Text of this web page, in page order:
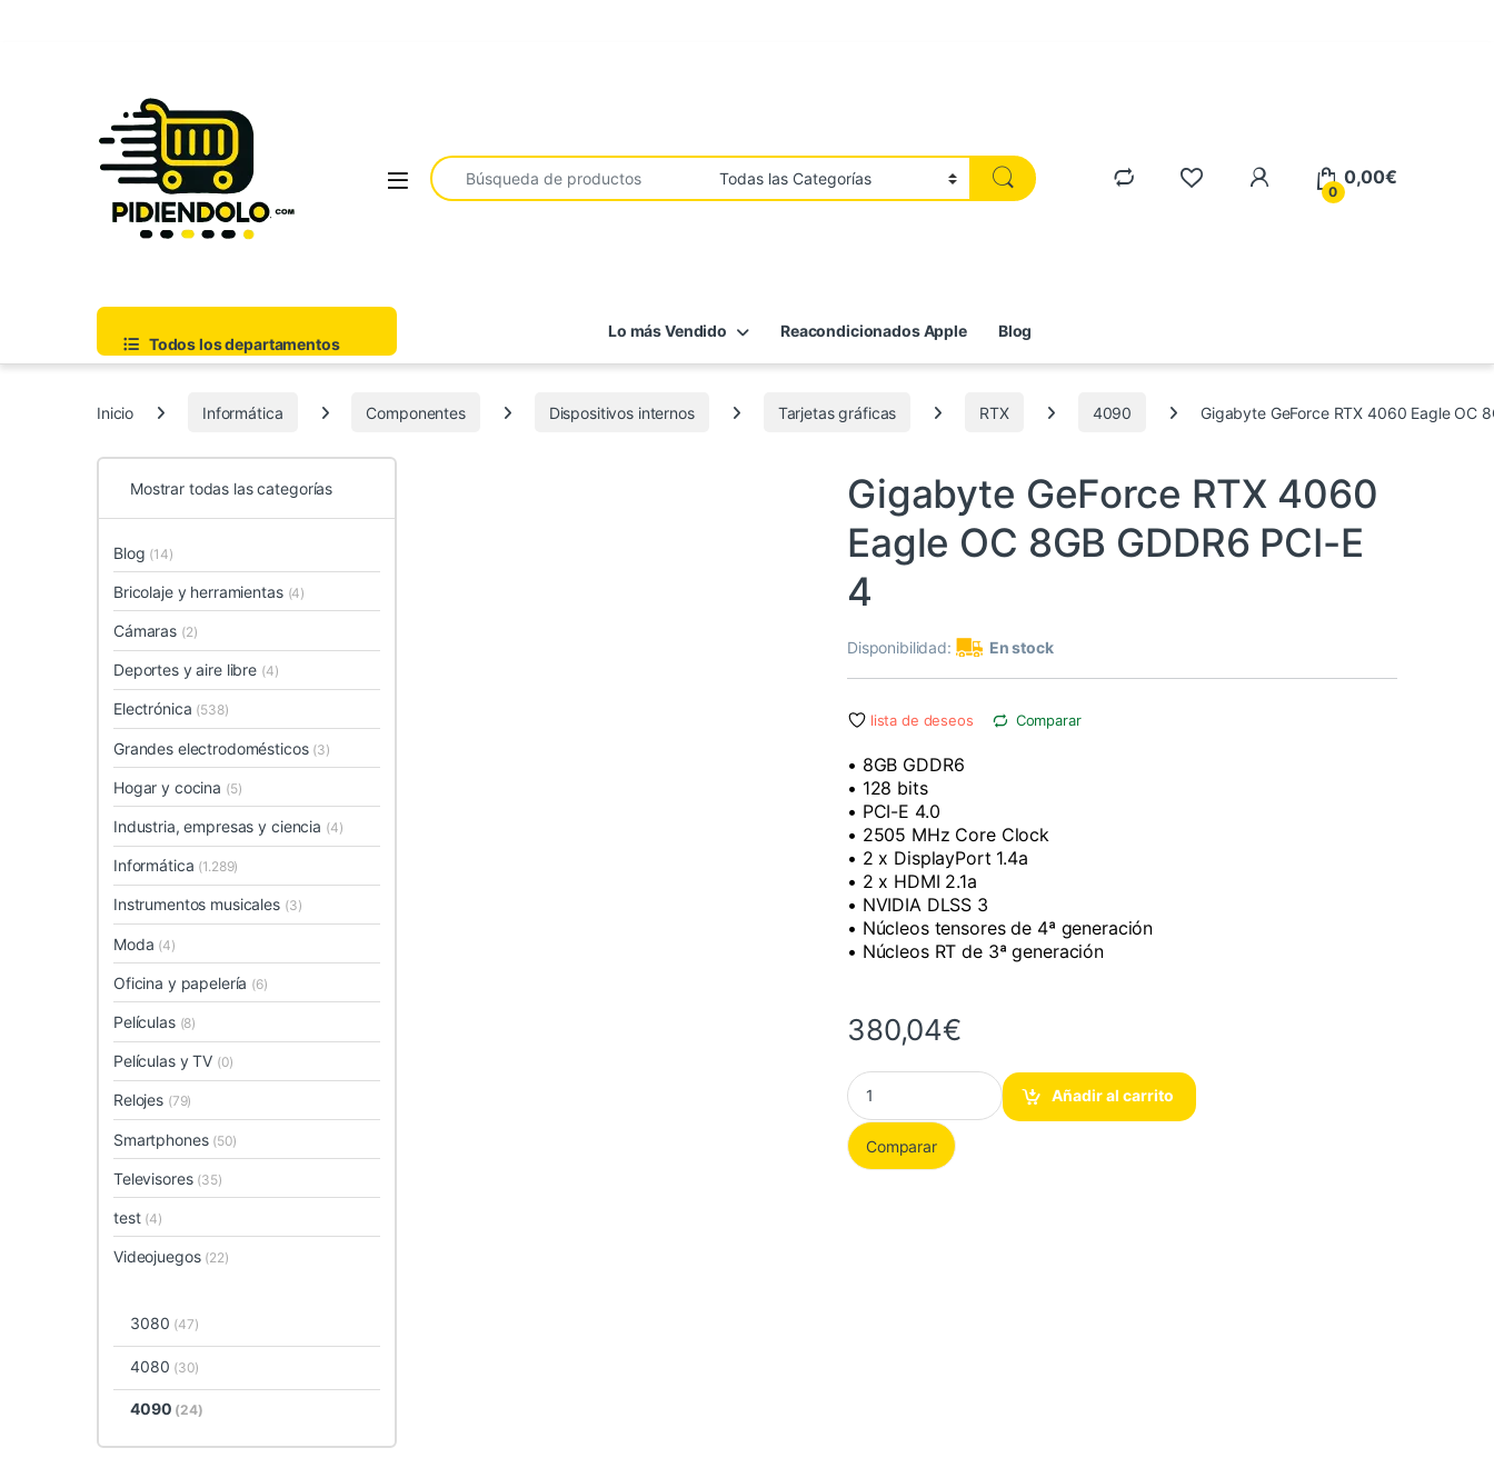
Buscar:
0
0,00€
Todos los departamentos
Lo más Vendido Reacondicionados Apple Blog
Inicio Informática Componentes Dispositivos internos Tarjetas gráficas RTX 4090 Gigabyte GeForce RTX 4060 Eagle OC
Gigabyte GeForce RTX 4060
Eagle OC 8GB GDDR6 PCI-E
4
Disponibilidad: En stock
lista de deseos Comparar
• 8GB GDDR6
• 128 bits
• PCI-E 4.0
• 2505 MHz Core Clock
• 2 x DisplayPort 1.4a
• 2 x HDMI 2.1a
• NVIDIA DLSS 3
• Núcleos tensores de 4ª generación
• Núcleos RT de 3ª generación
380,04€
Gigabyte GeForce RTX 4060 Eagle OC 8GB GDDR6 PCI-E 4 cantidad
Añadir al carrito
Comparar
Mostrar todas las categorías
Blog (14)
Bricolaje y herramientas (4)
Cámaras (2)
Deportes y aire libre (4)
Electrónica (538)
Grandes electrodomésticos (3)
Hogar y cocina (5)
Industria, empresas y ciencia (4)
Informática (1.289)
Instrumentos musicales (3)
Moda (4)
Oficina y papelería (6)
Películas (8)
Películas y TV (0)
Relojes (79)
Smartphones (50)
Televisores (35)
test (4)
Videojuegos (22)
3080 (47)
4080 (30)
4090 (24)